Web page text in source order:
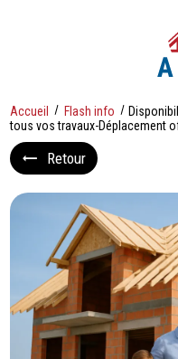
Accueil Flash info
tous vos travaux-Déplacement
Retour